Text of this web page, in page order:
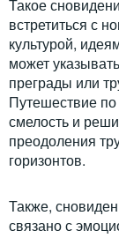
Такое
встретиться с
культурой,
может
преграды или
Путешествие
смелость и
преодоления
горизонтов.
Также,
связано с